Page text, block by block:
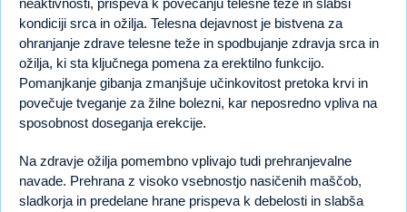
neaktivnosti, prispeva k povečanju telesne teže in slabši
kondiciji srca in ožilja. Telesna dejavnost je bistvena za
ohranjanje zdrave telesne teže in spodbujanje zdravja srca in
ožilja, ki sta ključnega pomena za erektilno funkcijo.
Pomanjkanje gibanja zmanjšuje učinkovitost pretoka krvi in
povečuje tveganje za žilne bolezni, kar neposredno vpliva na
sposobnost doseganja erekcije.
Na zdravje ožilja pomembno vplivajo tudi prehranjevalne
navade. Prehrana z visoko vsebnostjo nasičenih maščob,
sladkorja in predelane hrane prispeva k debelosti in slabša